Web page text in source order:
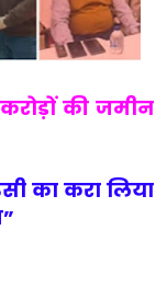
की जमीन
का करा लिया